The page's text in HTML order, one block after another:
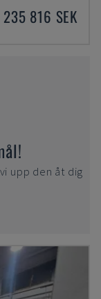
235 816 SEK
upp den åt dig